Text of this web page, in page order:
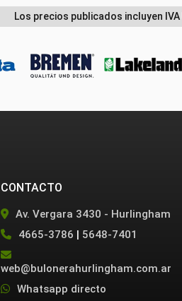
Los precios publicados incluyen IVA
CONTACTO
Av. Vergara 3430 - Hurlingham
4665-3786 | 5648-7401
web@bulonerahurlingham.com.ar
Whatsapp directo